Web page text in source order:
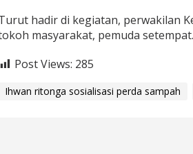
hadir di kegiatan, perwakilan
masyarakat, pemuda
Post Views: 285
Ihwan ritonga sosialisasi perda sampah